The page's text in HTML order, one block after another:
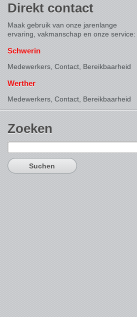
Direkt contact
Maak gebruik van onze jarenlange
ervaring, vakmanschap en onze service:
Schwerin
Medewerkers, Contact, Bereikbaarheid
Werther
Medewerkers, Contact, Bereikbaarheid
Zoeken
Suchen
nach: